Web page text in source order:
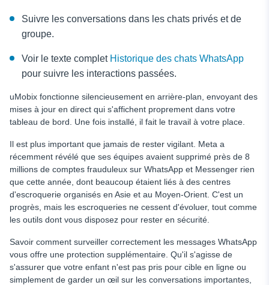
Suivre les conversations dans les chats privés et de
groupe.
Voir le texte complet Historique des chats WhatsApp
pour suivre les interactions passées.
uMobix fonctionne silencieusement en arrière-plan, envoyant des
mises à jour en direct qui s'affichent proprement dans votre
tableau de bord. Une fois installé, il fait le travail à votre place.
Il est plus important que jamais de rester vigilant. Meta a
récemment révélé que ses équipes avaient supprimé près de 8
millions de comptes frauduleux sur WhatsApp et Messenger rien
que cette année, dont beaucoup étaient liés à des centres
d'escroquerie organisés en Asie et au Moyen-Orient. C'est un
progrès, mais les escroqueries ne cessent d'évoluer, tout comme
les outils dont vous disposez pour rester en sécurité.
Savoir comment surveiller correctement les messages WhatsApp
vous offre une protection supplémentaire. Qu'il s'agisse de
s'assurer que votre enfant n'est pas pris pour cible en ligne ou
simplement de garder un œil sur les conversations importantes,